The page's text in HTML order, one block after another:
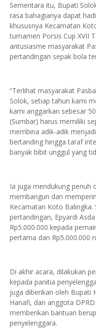
Sementara itu, Bupati
rasa bahagianya dapat
khususnya Kecamatan
turnamen Porsis Cup XVII
antusiasme masyarakat
pertandingan sepak bola
“Terlihat masyarakat
Solok, setiap tahun kami
kami anggarkan sebesar
(Sumbar) harus memiliki
membina adik-adik
bertanding hingga taraf
banyak bibit unggul yang
Ia juga mendukung penuh
membangun dan
Kecamatan Koto
pertandingan, Epyardi
Rp5.000.000 kepada
pertama dan Rp5.000.000
Di akhir acara, dilakukan
kepada panitia
juga diberikan oleh Bupati
Hanafi, dan anggota
memberikan bantuan
penyelenggara.